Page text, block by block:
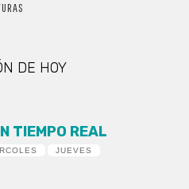
DE HOY
TIEMPO REAL
JUEVES